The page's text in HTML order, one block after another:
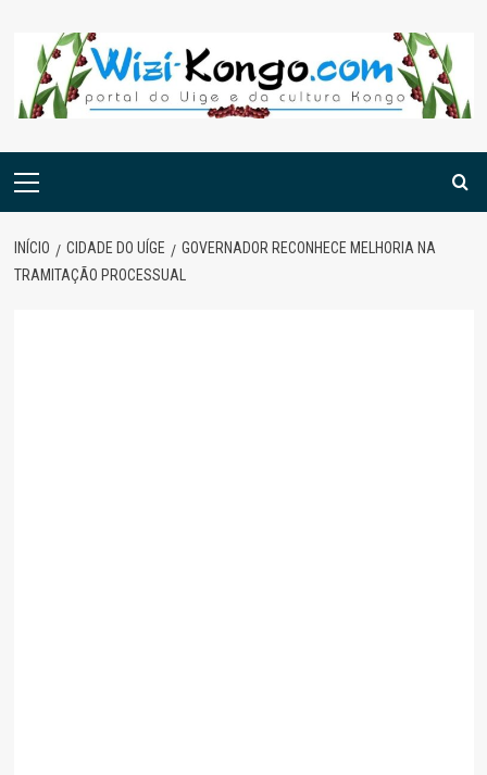
content
Menu
INÍCIO CIDADE DO UÍGE
GOVERNADOR RECONHECE MELHORIA NA
TRAMITAÇÃO PROCESSUAL